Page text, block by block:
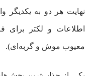
نهایت هر دو به یکدیگر
اطلاعات و لکتر برای
معیوب موش و گربه‌ای).